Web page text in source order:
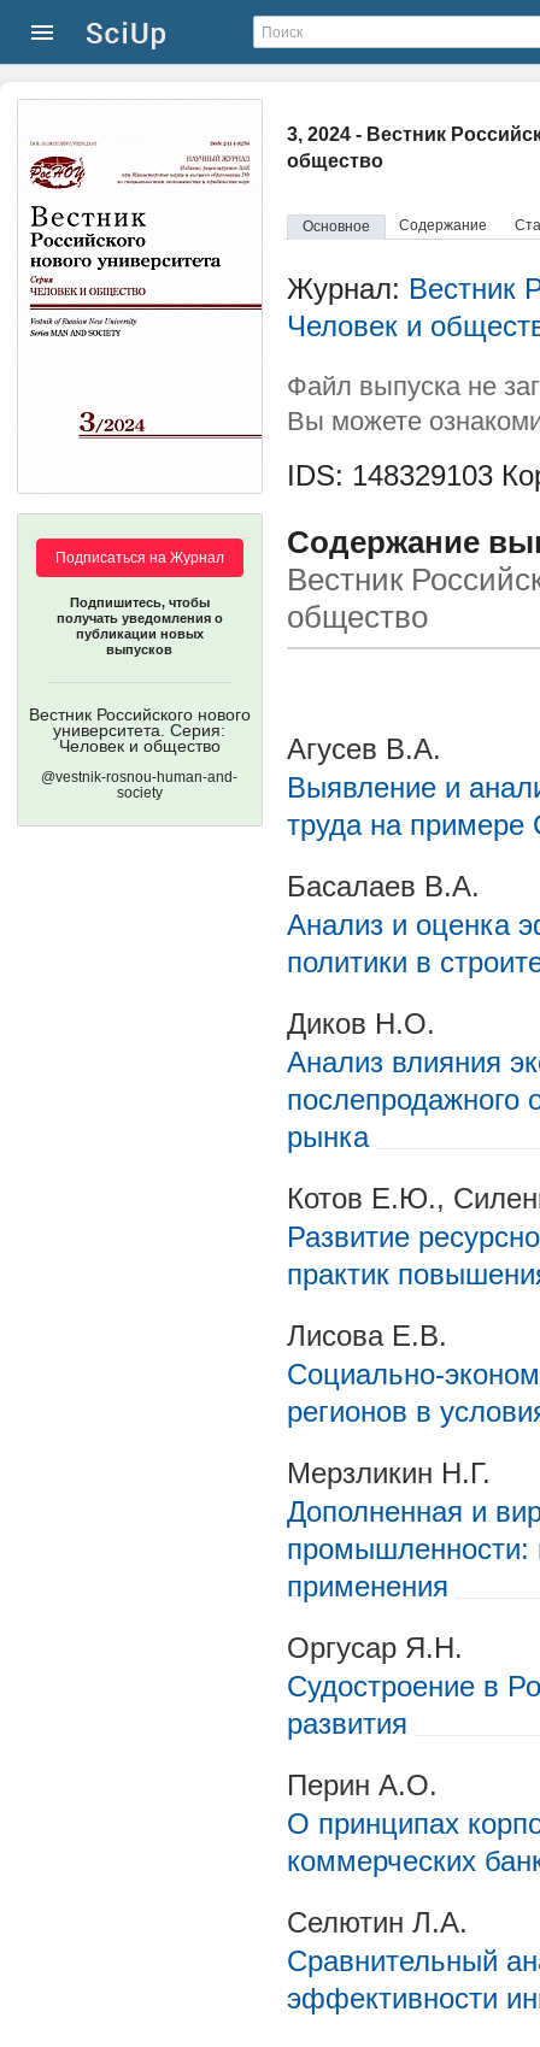
3, 2024 - Вестник
общество
Основное Содержание
Подписаться на Журнал
Подпишитесь, чтобы
получать уведомления о
публикации новых
выпусков
Вестник Российского нового
университета. Серия:
Человек и общество
@vestnik-rosnou-human-and-
society
Журнал: Вестник
Человек и
Файл выпуска не
Вы можете
IDS: 148329103
Содержание
Вестник
общество
Агусев В.А.
Выявление и
труда на примере
Басалаев В.А.
Анализ и оценка
политики в
Диков Н.О.
Анализ влияния
послепродажного
рынка
Котов Е.Ю.,
Развитие
практик
Лисова Е.В.
Социально-
регионов в
Мерзликин Н.Г.
Дополненная и
промышленности:
применения
Оргусар Я.Н.
Судостроение в
развития
Перин А.О.
О принципах
коммерческих
Селютин Л.А.
Сравнительный
эффективности